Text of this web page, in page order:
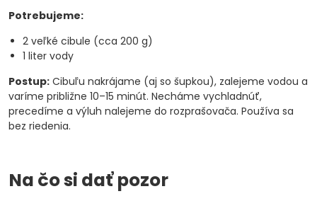
Potrebujeme:
2 veľké cibule (cca 200 g)
1 liter vody
Postup: Cibuľu nakrájame (aj so šupkou), zalejeme vodou a
varíme približne 10–15 minút. Necháme vychladnúť,
precedíme a výluh nalejeme do rozprašovača. Používa sa
bez riedenia.
Na čo si dať pozor